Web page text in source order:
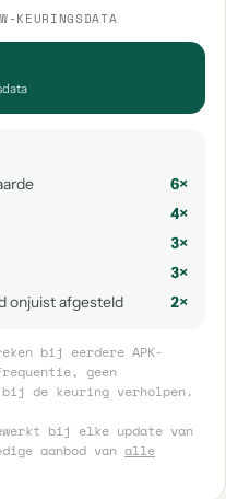
KEURINGSDATA
6×
4×
3×
3×
onjuist afgesteld
2×
bij eerdere APK-
geen
bij de keuring verholpen.
bij elke update van
aanbod van alle